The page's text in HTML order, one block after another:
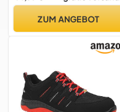
ZUM ANGEBOT